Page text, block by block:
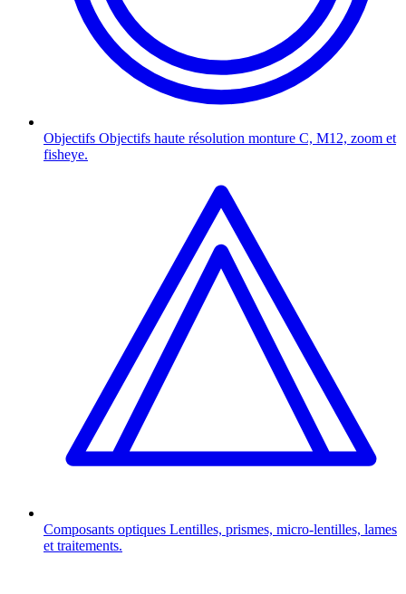
Objectifs Objectifs haute résolution monture C, M12, zoom et
fisheye.
Composants optiques Lentilles, prismes, micro-lentilles, lames
et traitements.